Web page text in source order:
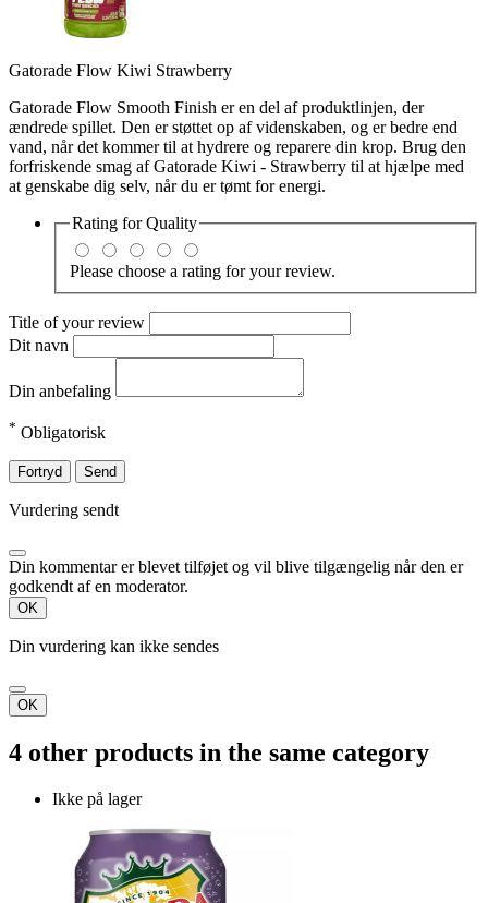
Gatorade Flow Kiwi Strawberry
Gatorade Flow Smooth Finish er en del af produktlinjen, der
ændrede spillet. Den er støttet op af videnskaben, og er bedre end
vand, når det kommer til at hydrere og reparere din krop. Brug den
forfriskende smag af Gatorade Kiwi - Strawberry til at hjælpe med
at genskabe dig selv, når du er tømt for energi.
Rating forQuality
Please choose a rating for your review.
Title of your review
Dit navn
Din anbefaling
* Obligatorisk
Fortryd Send
Vurdering sendt
Din kommentar er blevet tilføjet og vil blive tilgængelig når den er
godkendt af en moderator.
OK
Din vurdering kan ikke sendes
OK
4 other products in the same category
Ikke på lager